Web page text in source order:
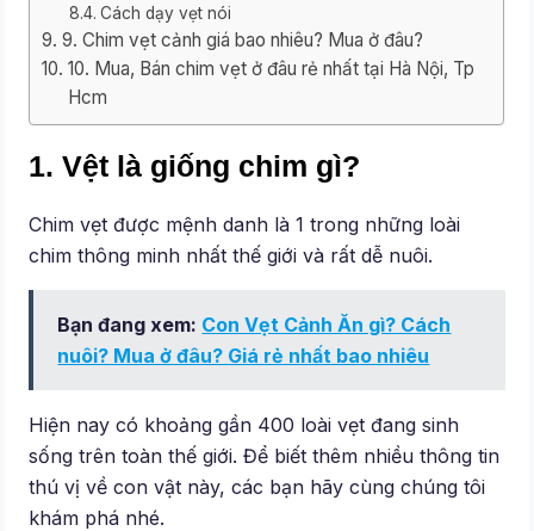
Cách dạy vẹt nói
9. Chim vẹt cảnh giá bao nhiêu? Mua ở đâu?
10. Mua, Bán chim vẹt ở đâu rẻ nhất tại Hà Nội, Tp
Hcm
1. Vệt là giống chim gì?
Chim vẹt được mệnh danh là 1 trong những loài
chim thông minh nhất thế giới và rất dễ nuôi.
Bạn đang xem: Con Vẹt Cảnh Ăn gì? Cách
nuôi? Mua ở đâu? Giá rẻ nhất bao nhiêu
Hiện nay có khoảng gần 400 loài vẹt đang sinh
sống trên toàn thế giới. Để biết thêm nhiều thông tin
thú vị về con vật này, các bạn hãy cùng chúng tôi
khám phá nhé.